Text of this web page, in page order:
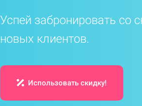
Успей забронировать со
новых клиентов.
Использовать скидку!